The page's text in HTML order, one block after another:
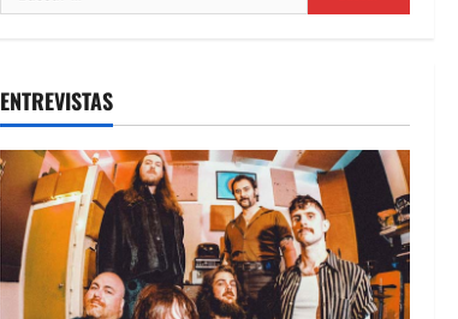
ENTREVISTAS